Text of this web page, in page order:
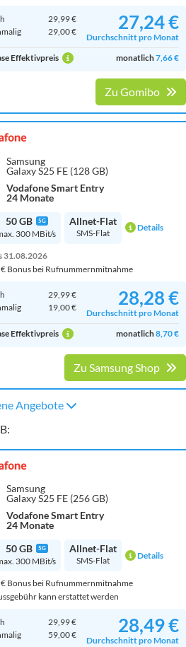
29,99 €
29,00 € 27,24 €
Durchschnitt pro Monat
Effektivpreis
monatlich7,66 €
Zu Gomibo
Samsung
Galaxy S25 FE (128 GB)
Vodafone Smart Entry
24 Monate
50 GB 5G
300 MBit/s
Allnet-Flat
SMS-Flat Details
31.08.2026
Bonus bei Rufnummernmitnahme
29,99 €
19,00 € 28,28 €
Durchschnitt pro Monat
Effektivpreis
monatlich8,70 €
Zu Samsung Shop
Angebote
Samsung
Galaxy S25 FE (256 GB)
Vodafone Smart Entry
24 Monate
50 GB 5G
300 MBit/s
Allnet-Flat
SMS-Flat Details
Bonus bei Rufnummernmitnahme
kann erstattet werden
29,99 €
59,00 € 28,49 €
Durchschnitt pro Monat